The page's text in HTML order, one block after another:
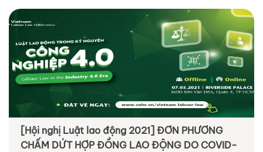
[Hội nghị Luật lao động 2021] ĐƠN PHƯƠNG
CHẤM DỨT HỢP ĐỒNG LAO ĐỘNG DO COVID-